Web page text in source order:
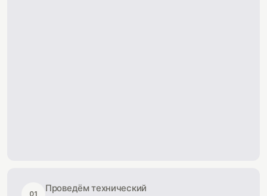
01
Проведём технический